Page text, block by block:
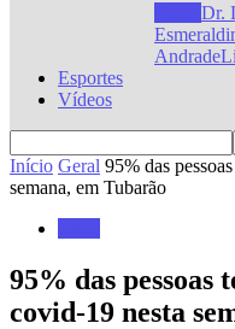
Dr.
Andrade
Esportes
Vídeos
Início Geral 95% das
semana, em Tubarão
95% das pessoas
covid-19 nesta